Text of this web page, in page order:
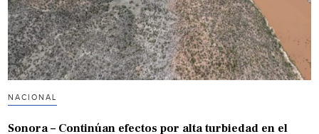
NACIONAL
Sonora – Continúan efectos por alta turbiedad en el